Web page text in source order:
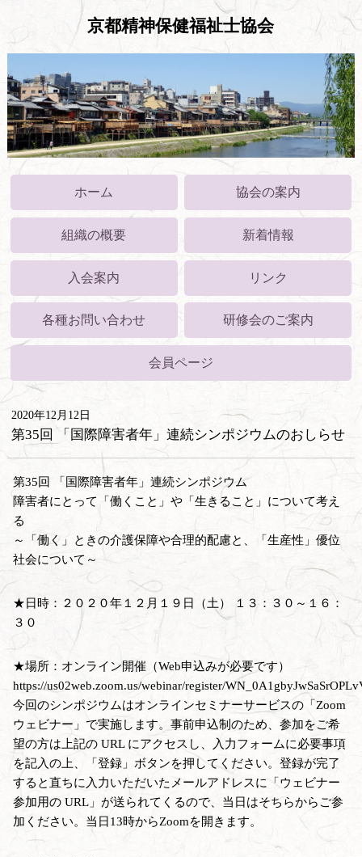
京都精神保健福祉士協会
ホーム 協会の案内
組織の概要 新着情報
入会案内 リンク
各種お問い合わせ 研修会のご案内
会員ページ
2020年12月12日
第35回 「国際障害者年」連続シンポジウムのおしらせ
第35回 「国際障害者年」連続シンポジウム
障害者にとって「働くこと」や「生きること」について考え
る
～「働く」ときの介護保障や合理的配慮と、「生産性」優位
社会について～
★日時：２０２０年１２月１９日（土） １３：３０～１６：
３０
★場所：オンライン開催（Web申込みが必要です）
https://us02web.zoom.us/webinar/register/
今回のシンポジウムはオンラインセミナーサービスの「Zoom
ウェビナー」で実施します。事前申込制のため、参加をご希
望の方は上記の URL にアクセスし、入力フォームに必要事項
を記入の上、「登録」ボタンを押してください。登録が完了
すると直ちに入力いただいたメールアドレスに「ウェビナー
参加用の URL」が送られてくるので、当日はそちらからご参
加ください。当日13時からZoomを開きます。